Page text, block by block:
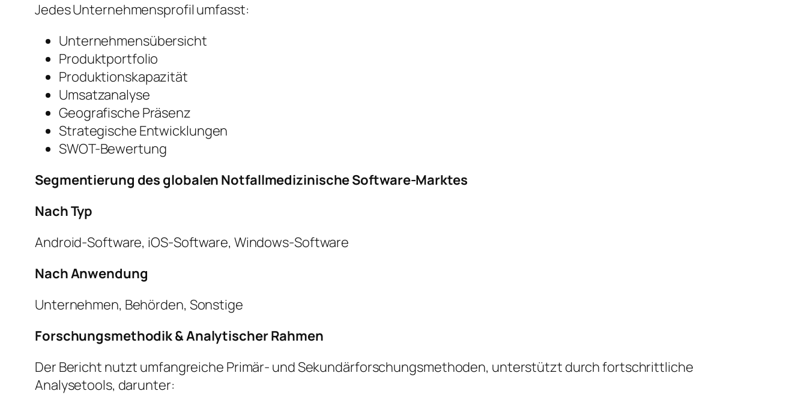
Jedes Unternehmensprofil umfasst:
Unternehmensübersicht
Produktportfolio
Produktionskapazität
Umsatzanalyse
Geografische Präsenz
Strategische Entwicklungen
SWOT-Bewertung
Segmentierung des globalen Notfallmedizinische Software-Marktes
Nach Typ
Android-Software, iOS-Software, Windows-Software
Nach Anwendung
Unternehmen, Behörden, Sonstige
Forschungsmethodik & Analytischer Rahmen
Der Bericht nutzt umfangreiche Primär- und Sekundärforschungsmethoden, unterstützt durch fortschrittliche
Analysetools, darunter: